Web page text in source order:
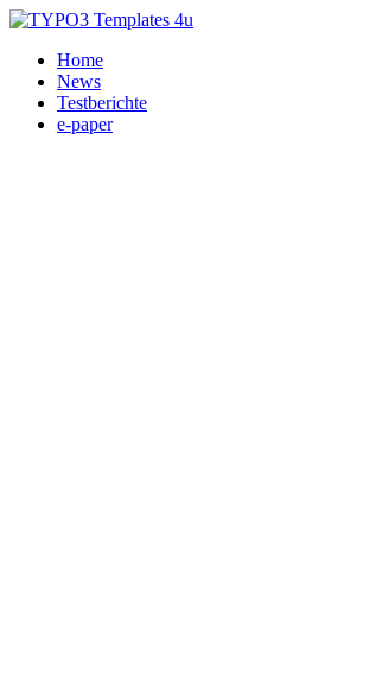
Home
News
Testberichte
e-paper